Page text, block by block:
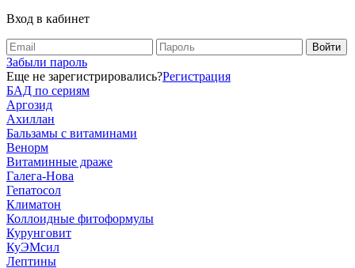
Вход в кабинет
Забыли пароль
Еще не зарегистрировались?Регистрация
БАД по сериям
Аргозид
Ахиллан
Бальзамы с витаминами
Венорм
Витаминные драже
Галега-Нова
Гепатосол
Климатон
Коллоидные фитоформулы
Курунговит
КуЭМсил
Лептины